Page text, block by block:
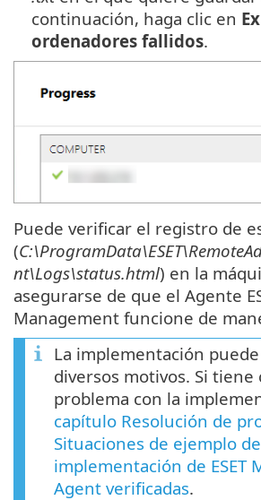
continuación, haga clic en
ordenadores fallidos.
Puede verificar el registro de
(
nt\Logs\status.html) en la
asegurarse de que el Agente
Management funcione de
La implementación
diversos motivos. Si
problema con la
capítulo Resolución de
Situaciones de ejemplo de
implementación de ESET
Agent verificadas.